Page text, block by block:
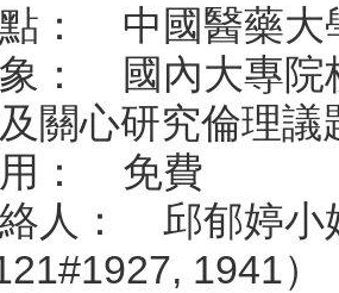
： 中國醫藥大
： 國內大專院
關心研究倫理議
用： 免費
人： 邱郁婷小
1941）